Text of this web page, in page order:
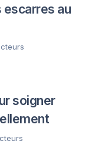
escarres au
soigner